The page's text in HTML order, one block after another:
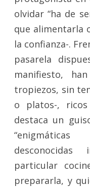
olvidar “ha de
que alimentarla
la confianza-.
pasarela
manifiesto,
tropiezos, sin
o platos-,
destaca un
particular
prepararla, y